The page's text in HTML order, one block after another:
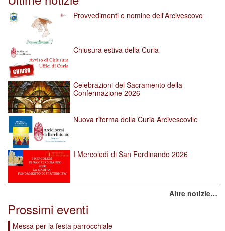
Provvedimenti e nomine dell'Arcivescovo
Chiusura estiva della Curia
Celebrazioni del Sacramento della
Confermazione 2026
Nuova riforma della Curia Arcivescovile
I Mercoledì di San Ferdinando 2026
Altre notizie…
Prossimi eventi
Messa per la festa parrocchiale